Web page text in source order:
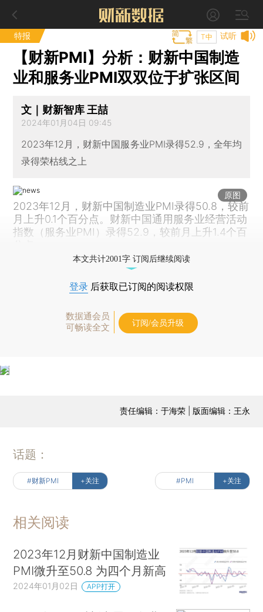
特报 试听
T中
【财新PMI】分析：财新中国制造
业和服务业PMI双双位于扩张区间
文｜财新智库 王喆
2024年01月04日 09:45
2023年12月，财新中国服务业PMI录得52.9，全年均
录得荣枯线之上
原图
2023年12月，财新中国制造业PMI录得50.8，较前
月上升0.1个百分点。财新中国通用服务业经营活动
指数（服务业PMI）录得52.9，较前月上升1.4个百
本文共计2001字 订阅后继续阅读
登录 后获取已订阅的阅读权限
数据通会员
可畅读全文
订阅/会员升级
责任编辑：于海荣 | 版面编辑：王永
话题：
#财新PMI +关注 #PMI +关注
相关阅读
2023年12月财新中国制造业
PMI微升至50.8 为四个月新高
2024年01月02日 APP打开